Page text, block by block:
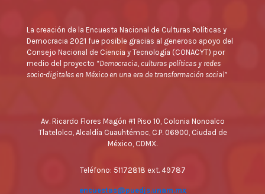
La creación de la Encuesta Nacional de Culturas Políticas y
Democracia 2021 fue posible gracias al generoso apoyo del
Consejo Nacional de Ciencia y Tecnología (CONACYT) por
medio del proyecto “Democracia, culturas políticas y redes
socio-digitales en México en una era de transformación social”
Av. Ricardo Flores Magón #1 Piso 10, Colonia Nonoalco
Tlatelolco, Alcaldía Cuauhtémoc, C.P. 06900, Ciudad de
México, CDMX.
Teléfono: 51172818 ext. 49787
encuestas@puedjs.unam.mx